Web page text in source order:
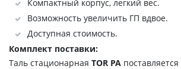
Компактный корпус, легкий вес.
Возможность увеличить ГП вдвое.
Доступная стоимость.
Комплект поставки:
Таль стационарная TOR PA